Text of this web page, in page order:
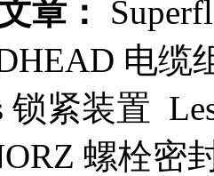
章：
电缆
锁紧装置
螺栓密